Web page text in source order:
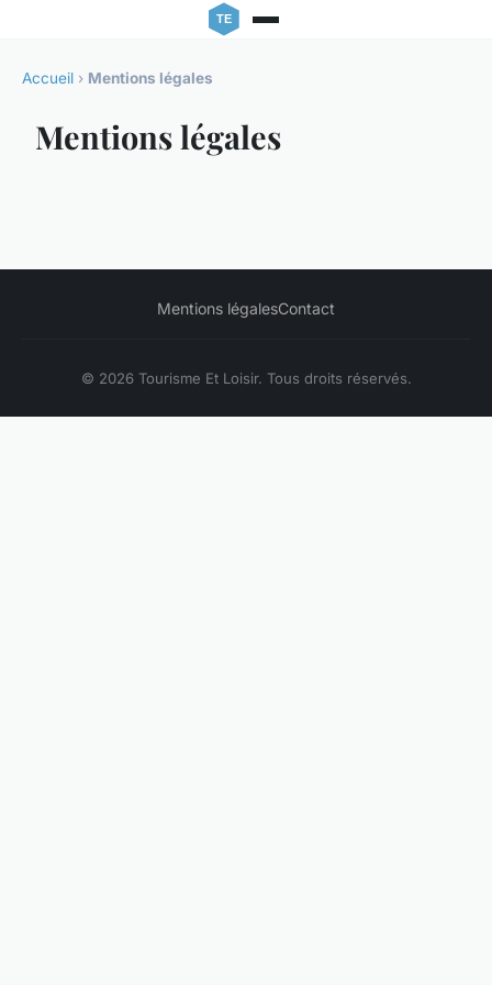
Accueil › Mentions légales
Mentions légales
Mentions légalesContact
© 2026 Tourisme Et Loisir. Tous droits réservés.